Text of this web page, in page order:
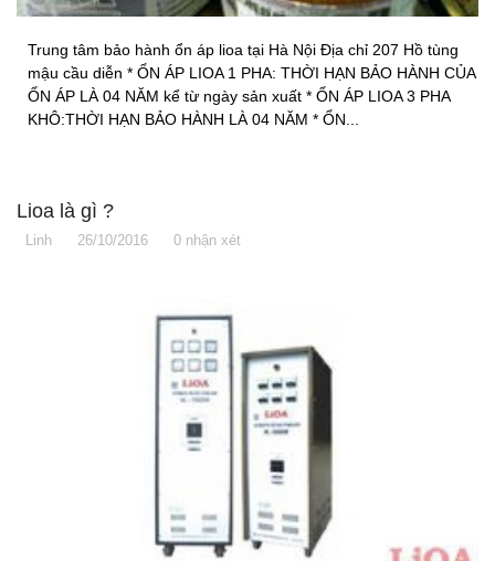
Trung tâm bảo hành ổn áp lioa tại Hà Nội Địa chỉ 207 Hồ tùng
mậu cầu diễn * ỔN ÁP LIOA 1 PHA: THỜI HẠN BẢO HÀNH CỦA
ỔN ÁP LÀ 04 NĂM kể từ ngày sản xuất * ỔN ÁP LIOA 3 PHA
KHÔ:THỜI HẠN BẢO HÀNH LÀ 04 NĂM * ỔN...
Lioa là gì ?
Linh 26/10/2016 0 nhận xét